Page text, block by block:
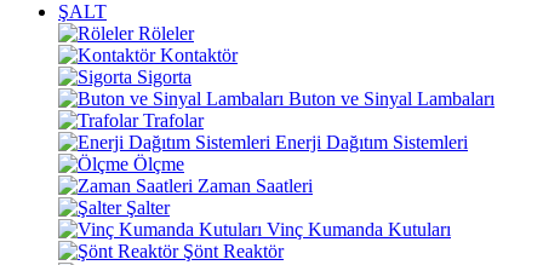
ŞALT
Röleler
Kontaktör
Sigorta
Buton ve Sinyal Lambaları
Trafolar
Enerji Dağıtım Sistemleri
Ölçme
Zaman Saatleri
Şalter
Vinç Kumanda Kutuları
Şönt Reaktör